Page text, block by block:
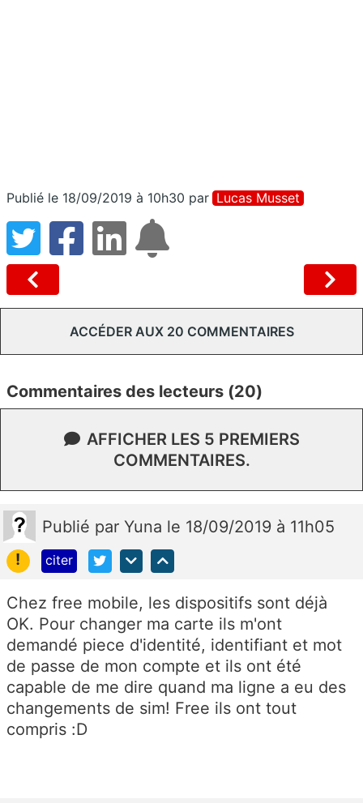
Publié le 18/09/2019 à 10h30 par Lucas Musset
ACCÉDER AUX 20 COMMENTAIRES
Commentaires des lecteurs (20)
AFFICHER LES 5 PREMIERS
COMMENTAIRES.
Publié par Yuna le 18/09/2019 à 11h05
!
citer
Chez free mobile, les dispositifs sont déjà
OK. Pour changer ma carte ils m'ont
demandé piece d'identité, identifiant et mot
de passe de mon compte et ils ont été
capable de me dire quand ma ligne a eu des
changements de sim! Free ils ont tout
compris :D